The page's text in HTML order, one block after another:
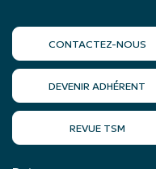
CONTACTEZ-NOUS
DEVENIR ADHÉRENT
REVUE TSM